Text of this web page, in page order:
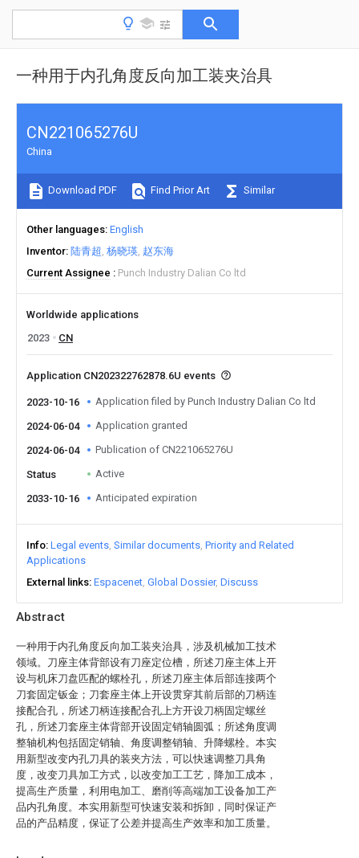
一种用于内孔角度反向加工装夹治具
Abstract
一种用于内孔角度反向加工装夹治具，涉及机械加工技术
领域。刀座主体背部设有刀座定位槽，所述刀座主体上开
设与机床刀盘匹配的螺栓孔，所述刀座主体后部连接两个
刀套固定钣金；刀套座主体上开设贯穿其前后部的刀柄连
接配合孔，所述刀柄连接配合孔上方开设刀柄固定螺丝
孔，所述刀套座主体背部开设固定销轴圆弧；所述角度调
整轴机构包括固定销轴、角度调整销轴、升降螺栓。本实
用新型改变内孔刀具的装夹方法，可以快速调整刀具角
度，改变刀具加工方式，以改变加工工艺，降加工成本，
提高生产质量，利用电加工、磨削等高端加工设备加工产
品内孔角度。本实用新型可快速安装和拆卸，同时保证产
品的产品精度，保证了公差并提高生产效率和加工质量。
CN221065276U
China
Download PDF Find Prior Art Similar
Other languages English
Inventor 陆青超 杨晓瑛 赵东海
Current Assignee
Punch Industry Dalian Co ltd
Worldwide applications
2023
CN
Application CN202322762878.6U events
2023-10-16 Application filed by Punch Industry Dalian Co ltd
2024-06-04 Application granted
2024-06-04 Publication of CN221065276U
Status Active
2033-10-16 Anticipated expiration
Info Legal events Similar documents Priority and Related
Applications
External links Espacenet Global Dossier Discuss